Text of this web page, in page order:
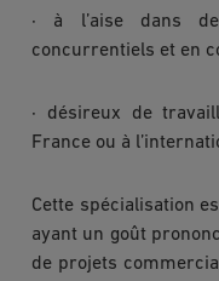
· à l’aise dans
concurrentiels et en
· désireux de
France ou à
Cette spécialisation
ayant un goût
de projets